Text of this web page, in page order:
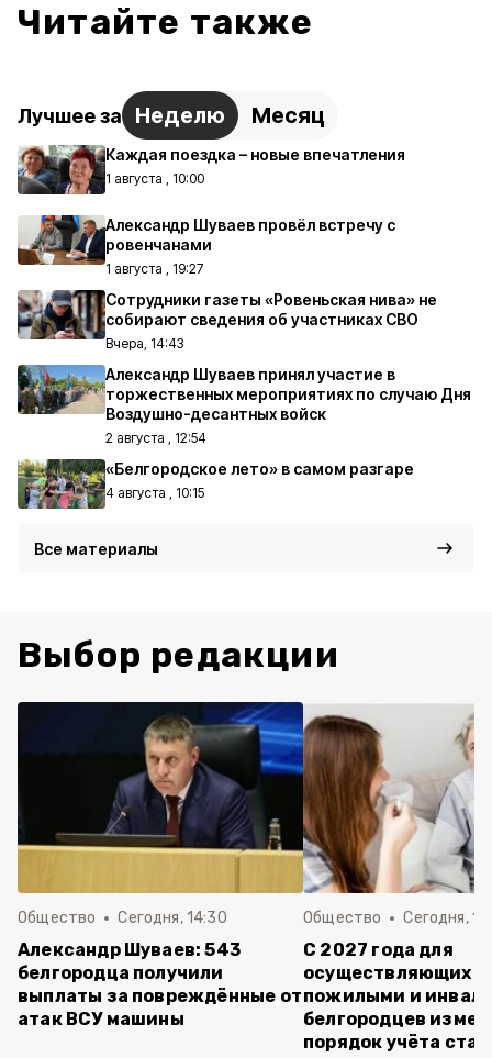
Читайте также
Лучшее за Неделю Месяц
Каждая поездка – новые впечатления
1 августа , 10:00
Александр Шуваев провёл встречу с
ровенчанами
1 августа , 19:27
Сотрудники газеты «Ровеньская нива» не
собирают сведения об участниках СВО
Вчера, 14:43
Александр Шуваев принял участие в
торжественных мероприятиях по случаю Дня
Воздушно-десантных войск
2 августа , 12:54
«Белгородское лето» в самом разгаре
4 августа , 10:15
Все материалы
Выбор редакции
Общество Сегодня, 14:30
Александр Шуваев: 543
белгородца получили
выплаты за повреждённые от
атак ВСУ машины
Общество Сегодня,
С 2027 года для
осуществляющих
пожилыми и
белгородцев
порядок учёта ста